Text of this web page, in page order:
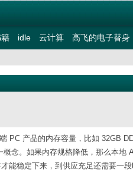
idle 云计算 高飞的电子替身
PC 产品的内存容量，比如 32GB
念。如果内存规格降低，那么本地
能稳定下来，到供应充足还需要一段